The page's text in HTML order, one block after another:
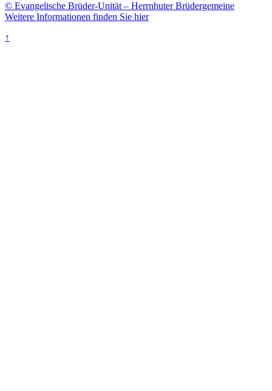
© Evangelische Brüder-Unität – Herrnhuter Brüdergemeine
Weitere Informationen finden Sie hier
↑